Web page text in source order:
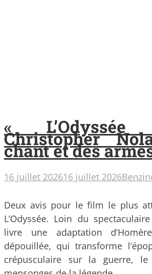
«
Christopher
chant et des
16 juillet 202616 juillet 2026
Deux avis pour le film le plus
L’Odyssée. Loin du
livre une adaptation
dépouillée, qui transforme
crépusculaire sur la guerre,